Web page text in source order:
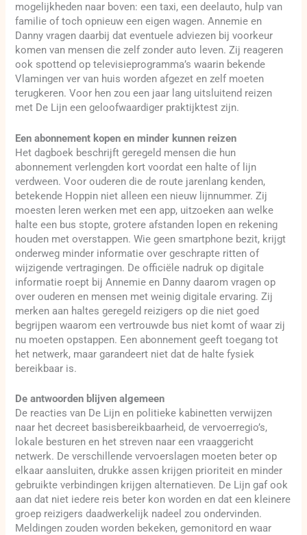
mogelijkheden naar boven: een taxi, een deelauto, hulp van
familie of toch opnieuw een eigen wagen. Annemie en
Danny vragen daarbij dat eventuele adviezen bij voorkeur
komen van mensen die zelf zonder auto leven. Zij reageren
ook spottend op televisieprogramma’s waarin bekende
Vlamingen ver van huis worden afgezet en zelf moeten
terugkeren. Voor hen zou een jaar lang uitsluitend reizen
met De Lijn een geloofwaardiger praktijktest zijn.
Een abonnement kopen en minder kunnen reizen
Het dagboek beschrijft geregeld mensen die hun
abonnement verlengden kort voordat een halte of lijn
verdween. Voor ouderen die de route jarenlang kenden,
betekende Hoppin niet alleen een nieuw lijnnummer. Zij
moesten leren werken met een app, uitzoeken aan welke
halte een bus stopte, grotere afstanden lopen en rekening
houden met overstappen. Wie geen smartphone bezit, krijgt
onderweg minder informatie over geschrapte ritten of
wijzigende vertragingen. De officiële nadruk op digitale
informatie roept bij Annemie en Danny daarom vragen op
over ouderen en mensen met weinig digitale ervaring. Zij
merken aan haltes geregeld reizigers op die niet goed
begrijpen waarom een vertrouwde bus niet komt of waar zij
nu moeten opstappen. Een abonnement geeft toegang tot
het netwerk, maar garandeert niet dat de halte fysiek
bereikbaar is.
De antwoorden blijven algemeen
De reacties van De Lijn en politieke kabinetten verwijzen
naar het decreet basisbereikbaarheid, de vervoerregio’s,
lokale besturen en het streven naar een vraaggericht
netwerk. De verschillende vervoerslagen moeten beter op
elkaar aansluiten, drukke assen krijgen prioriteit en minder
gebruikte verbindingen krijgen alternatieven. De Lijn gaf ook
aan dat niet iedere reis beter kon worden en dat een kleinere
groep reizigers daadwerkelijk nadeel zou ondervinden.
Meldingen zouden worden bekeken, gemonitord en waar